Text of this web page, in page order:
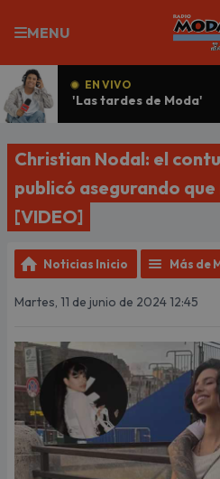
MENU
EN VIVO
'Las tardes de Moda'
Christian Nodal: el
publicó asegurando
[VIDEO]
Noticias Inicio Más de
Martes, 11 de junio de 2024 12:45